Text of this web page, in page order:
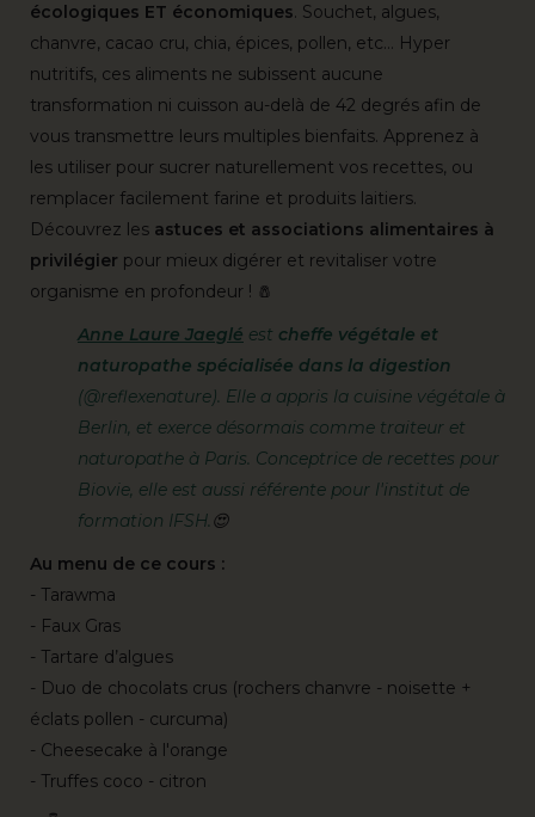
écologiques ET économiques. Souchet, algues,
chanvre, cacao cru, chia, épices, pollen, etc… Hyper
nutritifs, ces aliments ne subissent aucune
transformation ni cuisson au-delà de 42 degrés afin de
vous transmettre leurs multiples bienfaits. Apprenez à
les utiliser pour sucrer naturellement vos recettes, ou
remplacer facilement farine et produits laitiers.
Découvrez les astuces et associations alimentaires à
privilégier pour mieux digérer et revitaliser votre
organisme en profondeur ! 🧂
Anne Laure Jaeglé est cheffe végétale et
naturopathe spécialisée dans la digestion
(@reflexenature). Elle a appris la cuisine végétale à
Berlin, et exerce désormais comme traiteur et
naturopathe à Paris. Conceptrice de recettes pour
Biovie, elle est aussi référente pour l'institut de
formation IFSH. 😍
Au menu de ce cours :
- Tarawma
- Faux Gras
- Tartare d’algues
- Duo de chocolats crus (rochers chanvre - noisette +
éclats pollen - curcuma)
- Cheesecake à l'orange
- Truffes coco - citron